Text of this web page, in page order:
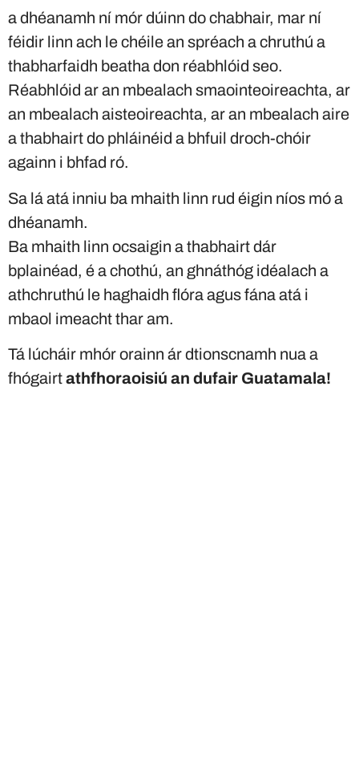
a dhéanamh ní mór dúinn do chabhair, mar ní
féidir linn ach le chéile an spréach a chruthú a
thabharfaidh beatha don réabhlóid seo.
Réabhlóid ar an mbealach smaointeoireachta, ar
an mbealach aisteoireachta, ar an mbealach aire
a thabhairt do phláinéid a bhfuil droch-chóir
againn i bhfad ró.
Sa lá atá inniu ba mhaith linn rud éigin níos mó a
dhéanamh.
Ba mhaith linn ocsaigin a thabhairt dár
bplainéad, é a chothú, an ghnáthóg idéalach a
athchruthú le haghaidh flóra agus fána atá i
mbaol imeacht thar am.
Tá lúcháir mhór orainn ár dtionscnamh nua a
fhógairtathfhoraoisiú an dufair Guatamala!